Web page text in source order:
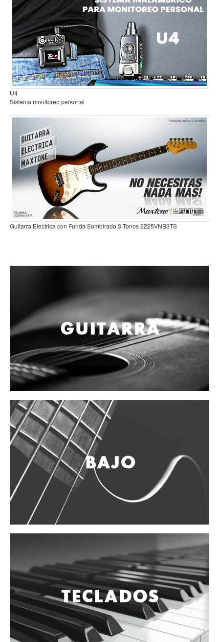
Mantenimiento y cuidado
Fajas y soportes
Fundas y estuches
Boquillas y abrazaderas
Accesorios
Percusión
Percusión Latina
Tambores
Redoblantes
Bombos
Kalimba
Xilófonos y liras
Campanas, lluvias y platillos
Accesorios
Redoblantes
Tambores
Bombos
Multi-tenores
Platillos
Baquetas, mazos y bolillos
Liras
Guiros
Vientos
Accesorios
Micrófonos
Mano alámbrico
Instrumento alámbrico
Inalámbrico de mano
Estudio
Corro y escenario
Instalaciones
Cámara, computadora y celular
Pedestales y soportes
2225VNB3TS
B2
Guitarra Electrica con Funda Sombirado 3 Tonos